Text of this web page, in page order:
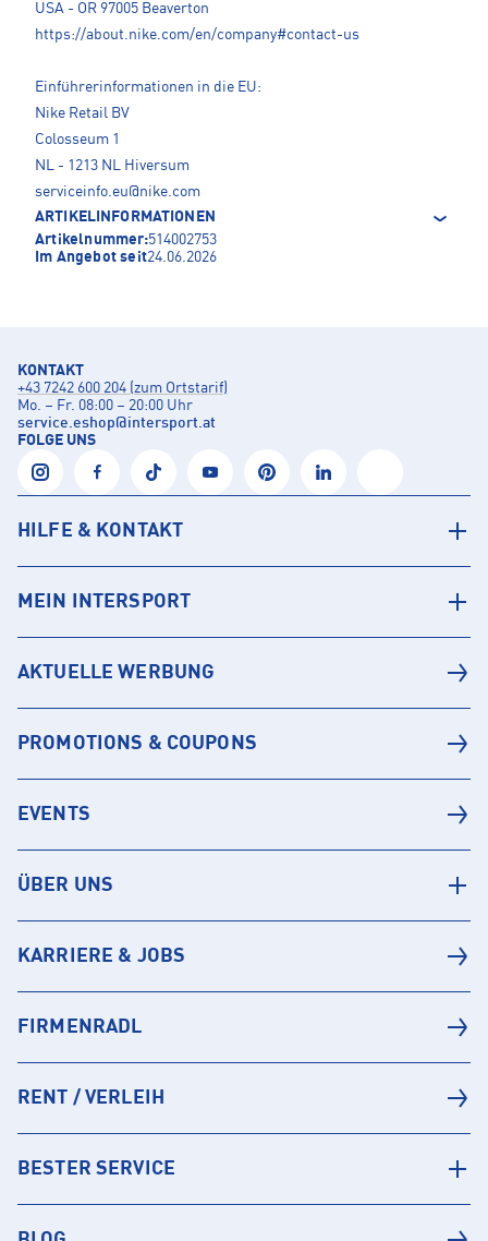
USA - OR 97005 Beaverton
https://about.nike.com/en/company#contact-us
Einführerinformationen in die EU:
Nike Retail BV
Colosseum 1
NL - 1213 NL Hiversum
serviceinfo.eu@nike.com
ARTIKELINFORMATIONEN
Artikelnummer:514002753
Im Angebot seit24.06.2026
KONTAKT
+43 7242 600 204 (zum Ortstarif)
Mo. – Fr. 08:00 – 20:00 Uhr
service.eshop@intersport.at
FOLGE UNS
HILFE & KONTAKT
MEIN INTERSPORT
AKTUELLE WERBUNG
PROMOTIONS & COUPONS
EVENTS
ÜBER UNS
KARRIERE & JOBS
FIRMENRADL
RENT / VERLEIH
BESTER SERVICE